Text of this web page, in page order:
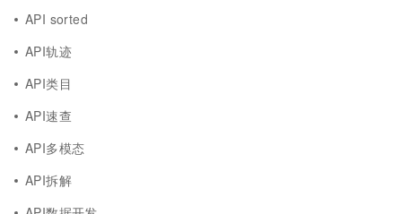
API sorted
API轨迹
API类目
API速查
API多模态
API拆解